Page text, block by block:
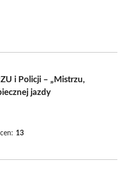
i Policji – „Mistrzu,
jazdy
13